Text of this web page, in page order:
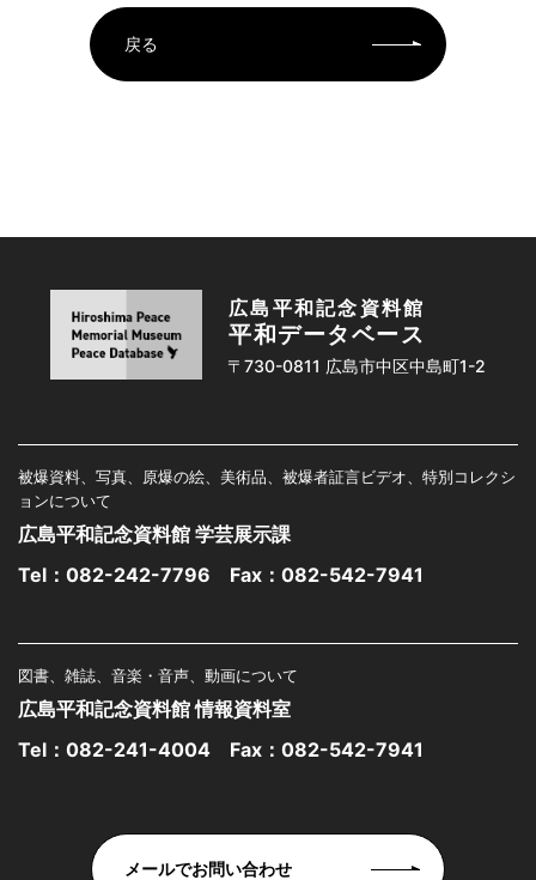
戻る
広島平和記念資料館
平和データベース
〒730-0811 広島市中区中島町1-2
被爆資料、写真、原爆の絵、美術品、被爆者証言ビデオ、特別コレクシ
ョンについて
広島平和記念資料館 学芸展示課
Tel： 082-242-7796 Fax：082-542-7941
図書、雑誌、音楽・音声、動画について
広島平和記念資料館 情報資料室
Tel： 082-241-4004 Fax：082-542-7941
メールでお問い合わせ